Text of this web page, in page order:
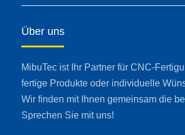
Über uns
MibuTec ist Ihr Partner für CNC-
fertige Produkte oder individuelle
Wir finden mit Ihnen gemeinsam die
Sprechen Sie mit uns!